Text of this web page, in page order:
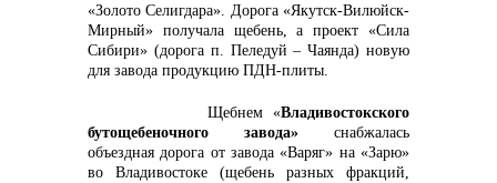
«Золото Селигдара». Дорога «Якутск-Вилюйск-
Мирный» получала щебень, а проект «Сила
Сибири» (дорога п. Пеледуй – Чаянда) новую
для завода продукцию ПДН-плиты.
Щебнем «Владивостокского
бутощебеночного завода» снабжалась
объездная дорога от завода «Варяг» на «Зарю»
во Владивостоке (щебень разных фракций,